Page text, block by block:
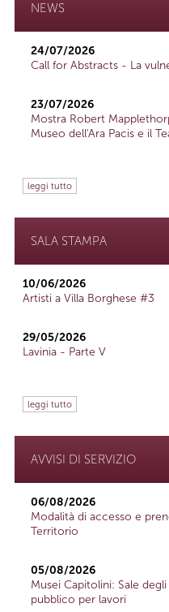
NEWS
24/07/2026
Call for Abstracts - La
23/07/2026
Mostra Robert
Museo dell'Ara Pacis e il
leggi tutto
SALA STAMPA
10/06/2026
Artisti a Villa Borghese #3
29/05/2026
Lavinia - Parte V
leggi tutto
AVVISI DI SERVIZIO
06/08/2026
Modalità di accesso e
Territorio
05/08/2026
Musei Capitolini: Sale
pubblico per lavori